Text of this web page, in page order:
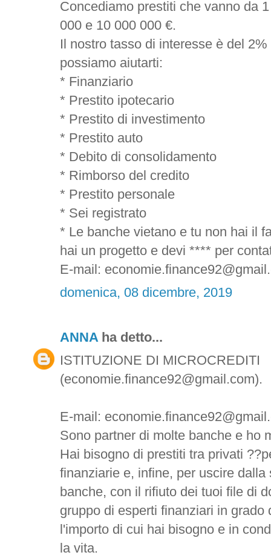
Concediamo prestiti che vanno da
000 e 10 000 000 €.
Il nostro tasso di interesse è del
possiamo aiutarti:
* Finanziario
* Prestito ipotecario
* Prestito di investimento
* Prestito auto
* Debito di consolidamento
* Rimborso del credito
* Prestito personale
* Sei registrato
* Le banche vietano e tu non hai il
hai un progetto e devi **** per
E-mail:
domenica, 08 dicembre, 2019
ANNA ha detto...
ISTITUZIONE DI MICROCREDITI
(economie.finance92@gmail.com).
E-mail:
Sono partner di molte banche e ho
Hai bisogno di prestiti tra privati
finanziarie e, infine, per uscire
banche, con il rifiuto dei tuoi file di
gruppo di esperti finanziari in grado
l'importo di cui hai bisogno e in
la vita.